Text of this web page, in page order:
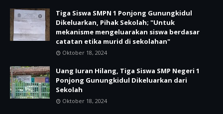
Tiga Siswa SMPN 1 Ponjong Gunungkidul
Dikeluarkan, Pihak Sekolah; "Untuk
mekanisme mengeluarakan siswa berdasar
catatan etika murid di sekolahan"
Oktober 18, 2024
Uang Iuran Hilang, Tiga Siswa SMP Negeri 1
Ponjong Gunungkidul Dikeluarkan dari
Sekolah
Oktober 18, 2024